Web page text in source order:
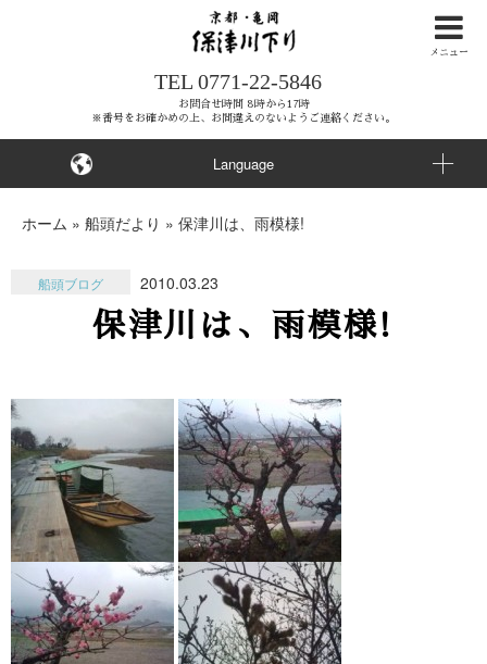
ナ
ビ
ゲ
ー
ョ
ン
を
メニュー
Language
TEL 0771-22-5846
お問合せ時間 8時から17時
※番号をお確かめの上、お間違えのないようご連絡ください。
ホーム » 船頭だより » 保津川は、雨模様!
船頭ブログ 2010.03.23
保津川は、雨模様!